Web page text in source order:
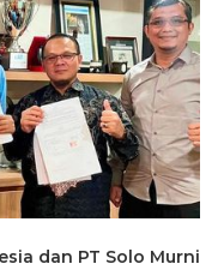
dan PT Solo Murni